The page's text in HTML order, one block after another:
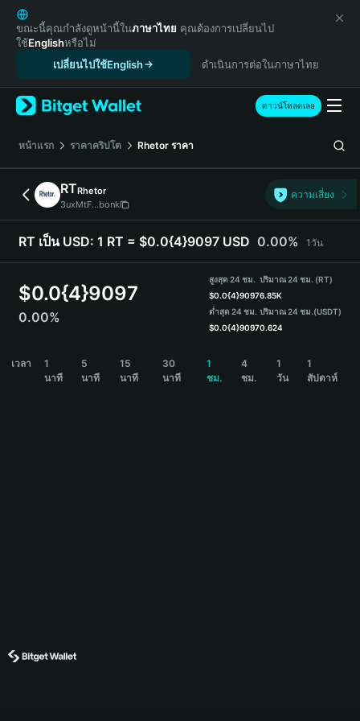
English
日本語
Tiếng Việt
Español (Latinoamérica)
Türkçe
Français
Deutsch
简体中文
繁體中文
Português (Portugal)
Bahasa Indonesia
ภาษาไทย
Español
Español (Argentina)
ขณะนี้คุณกำลังดูหน้านี้ในภาษาไทย คุณต้องการเปลี่ยนไป
ใช้Englishหรือไม่
เปลี่ยนไปใช้English
ดำเนินการต่อในภาษาไทย
ดาวน์โหลดเลย
หน้าแรก ราคาคริปโต Rhetor ราคา
RTRhetor
3uxMtF...bonk
ความเสี่ยง
RT เป็น USD: 1 RT = $0.0{4}9097 USD 0.00% 1วัน
$0.0{4}9097
0.00%
สูงสุด 24 ชม.
$0.0{4}9097
ต่ำสุด 24 ชม.
$0.0{4}9097
ปริมาณ 24 ชม. (RT)
6.85K
ปริมาณ 24 ชม.(USDT)
0.624
เวลา
1
นาที
5
นาที
15
นาที
30
นาที
1
ชม.
4
ชม.
1
วัน
1
สัปดาห์